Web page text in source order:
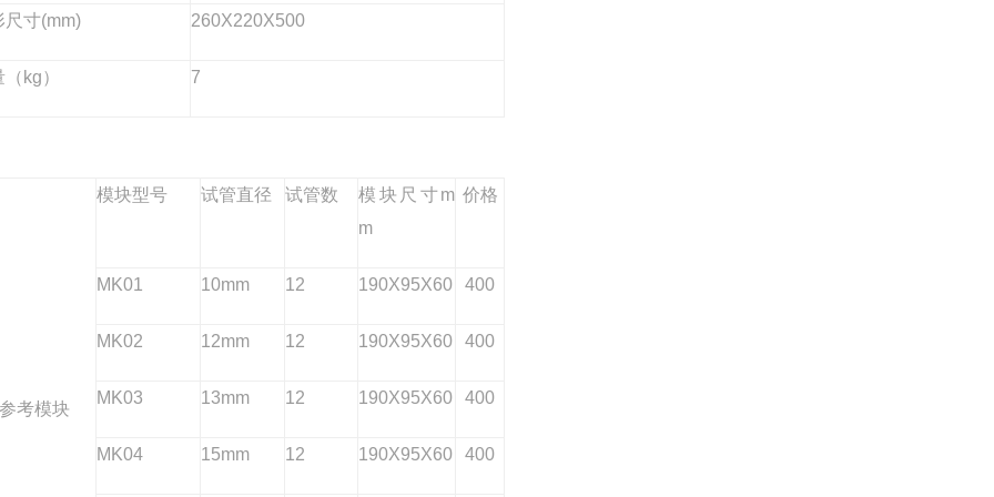
尺寸(mm) 260X220X500
kg） 7
参考模块
模块型号 试管直径 试管数
模块尺寸m
m
价格
MK01 10mm 12 190X95X60 400
MK02 12mm 12 190X95X60 400
MK03 13mm 12 190X95X60 400
MK04 15mm 12 190X95X60 400